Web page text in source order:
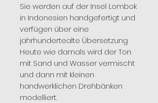
Sie werden auf der Insel Lombok
in Indonesien handgefertigt und
verfügen über eine
jahrhundertealte Übersetzung.
Heute wie damals wird der Ton
mit Sand und Wasser vermischt
und dann mit kleinen
handwerklichen Drehbänken
modelliert.